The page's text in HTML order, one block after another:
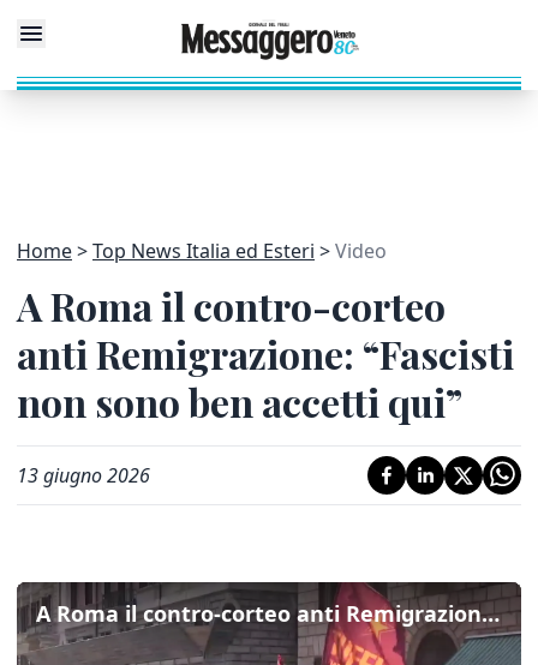
Home Top News Italia ed Esteri Video
A Roma il contro-corteo
anti Remigrazione: “Fascisti
non sono ben accetti qui”
13 giugno 2026
A Roma il contro-corteo anti Remigrazione: “Fascisti non sono ben accetti qui”